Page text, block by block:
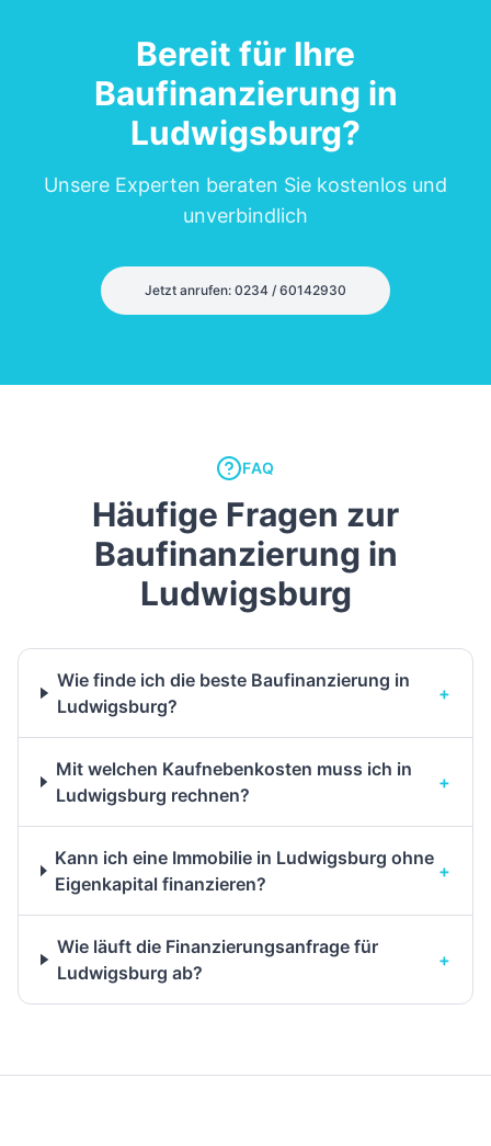
Bereit für Ihre
Baufinanzierung in
Ludwigsburg?
Unsere Experten beraten Sie kostenlos und
unverbindlich
Jetzt anrufen: 0234 / 60142930
FAQ
Häufige Fragen zur
Baufinanzierung in
Ludwigsburg
Wie finde ich die beste Baufinanzierung in
Ludwigsburg?
+
Mit welchen Kaufnebenkosten muss ich in
Ludwigsburg rechnen?
+
Kann ich eine Immobilie in Ludwigsburg ohne
Eigenkapital finanzieren?
+
Wie läuft die Finanzierungsanfrage für
Ludwigsburg ab?
+